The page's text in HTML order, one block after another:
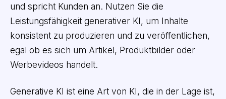
und spricht Kunden an. Nutzen Sie die
Leistungsfähigkeit generativer KI, um Inhalte
konsistent zu produzieren und zu veröffentlichen,
egal ob es sich um Artikel, Produktbilder oder
Werbevideos handelt.
Generative KI ist eine Art von KI, die in der Lage ist,